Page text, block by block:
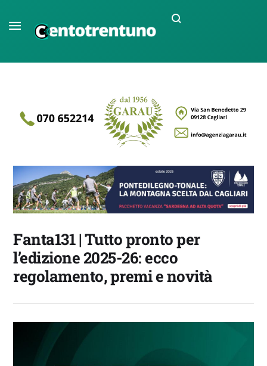
Fanta131 | Tutto pronto per
l’edizione 2025-26: ecco
regolamento, premi e novità